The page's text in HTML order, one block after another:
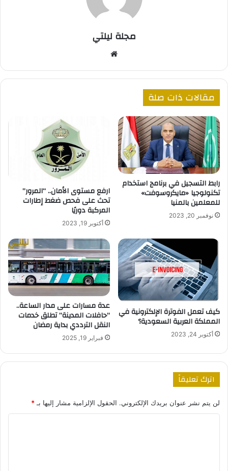
مجلة ليلتي
مقالات ذات صلة
رابط التسجيل في برنامج استخدام
تكنولوجيا «مايكروسوفت»
للمعلمين بالمنيا
نوفمبر 20, 2023
ارفع مستوى الأمان.. “المرور”
تحث على فحص ضغط إطارات
المركبة دوريًا
أكتوبر 19, 2023
كيف تعمل الفوترة الإلكترونية في
المملكة العربية السعودية؟
أكتوبر 24, 2023
عدة مسارات على مدار الساعة..
“حافلات المدينة” تطلق خدمات
النقل الترددي بداية رمضان
فبراير 19, 2025
اترك تعليقاً
لن يتم نشر عنوان بريدك الإلكتروني. الحقول الإلزامية مشار إليها بـ *